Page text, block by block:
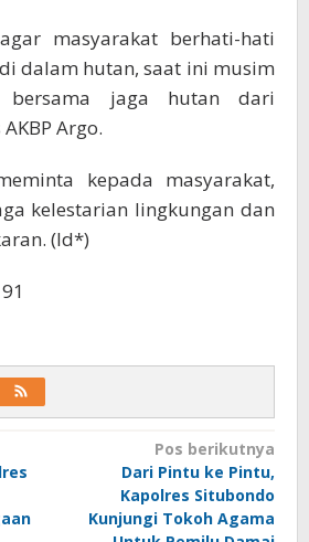
masyarakat berhati-hati
dalam hutan, saat ini musim
bersama jaga hutan dari
Argo.
kepada masyarakat,
kelestarian lingkungan dan
(ld*)
Pos berikutnya
Dari Pintu ke Pintu,
Kapolres Situbondo
Kunjungi Tokoh Agama